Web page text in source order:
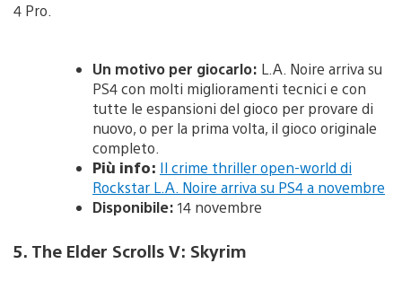
4 Pro.
Un motivo per giocarlo: L.A. Noire arriva su
PS4 con molti miglioramenti tecnici e con
tutte le espansioni del gioco per provare di
nuovo, o per la prima volta, il gioco originale
completo.
Più info: Il crime thriller open-world di
Rockstar L.A. Noire arriva su PS4 a novembre
Disponibile: 14 novembre
5. The Elder Scrolls V: Skyrim